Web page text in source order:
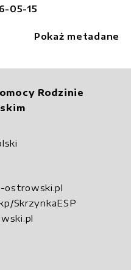
05-15
Pokaż metadane
Rodzinie
ostrowski.pl
SkrzynkaESP